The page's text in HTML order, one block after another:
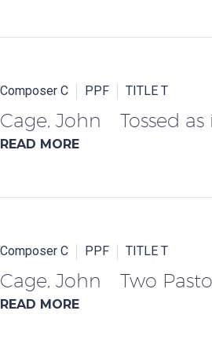
Composer C PPF TITLE T
Cage, John Tossed
READ MORE
Composer C PPF TITLE T
Cage, John Two
READ MORE